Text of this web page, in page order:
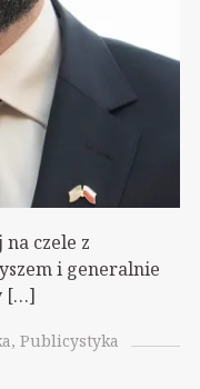
czele z
i generalnie
[…]
Publicystyka